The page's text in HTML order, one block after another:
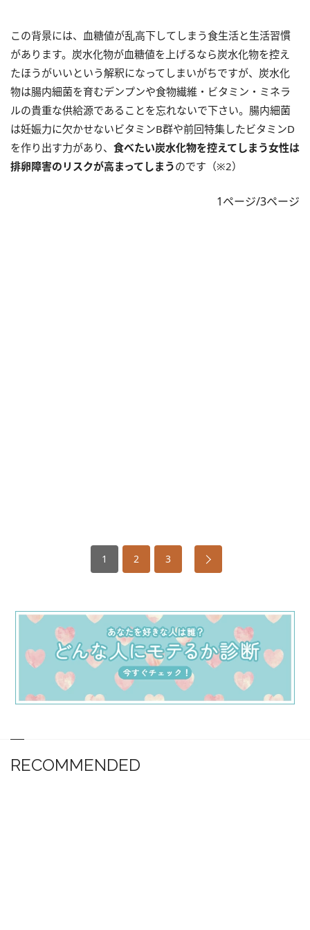
この背景には、血糖値が乱高下してしまう食生活と生活習慣
があります。炭水化物が血糖値を上げるなら炭水化物を控え
たほうがいいという解釈になってしまいがちですが、炭水化
物は腸内細菌を育むデンプンや食物繊維・ビタミン・ミネラ
ルの貴重な供給源であることを忘れないで下さい。腸内細菌
は妊娠力に欠かせないビタミンB群や前回特集したビタミンD
を作り出す力があり、 食べたい炭水化物を控えてしまう女性は
排卵障害のリスクが高まってしまうのです（※2）
1ページ/3ページ
1 2 3
RECOMMENDED